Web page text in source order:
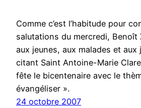
Comme c’est l’habitude pour
salutations du mercredi, Benoît
aux jeunes, aux malades et aux
citant Saint Antoine-Marie
fête le bicentenaire avec le
évangéliser ».
24 octobre 2007